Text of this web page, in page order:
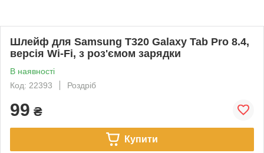
Шлейф для Samsung T320 Galaxy Tab Pro 8.4,
версія Wi-Fi, з роз'ємом зарядки
В наявності
Код: 22393
Роздріб
99 ₴
Купити